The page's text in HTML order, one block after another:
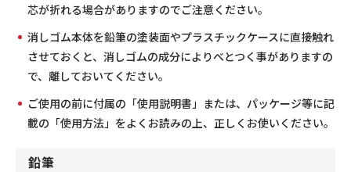
芯が折れる場合がありますのでご注意ください。
消しゴム本体を鉛筆の塗装面やプラスチックケースに直接触れ
させておくと、消しゴムの成分によりべとつく事がありますの
で、離しておいてください。
ご使用の前に付属の「使用説明書」または、パッケージ等に記
載の「使用方法」をよくお読みの上、正しくお使いください。
鉛筆